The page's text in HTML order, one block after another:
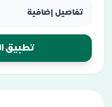
تفاصيل إضافية
تطبيق